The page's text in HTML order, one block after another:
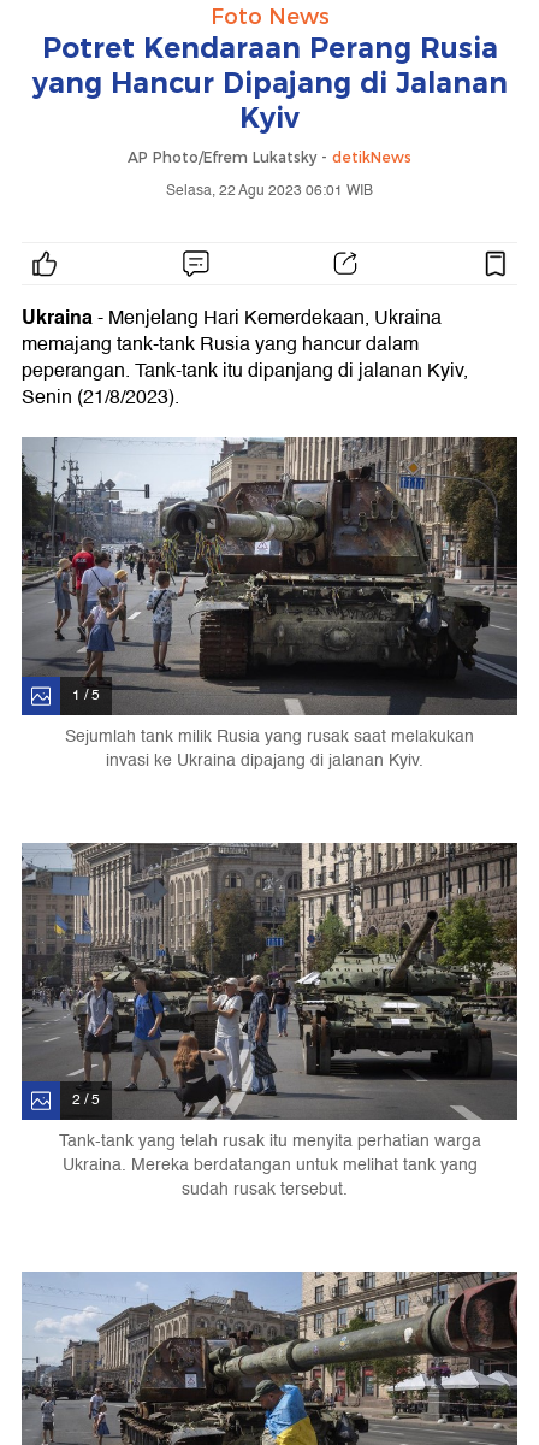
Foto News
Potret Kendaraan Perang Rusia
yang Hancur Dipajang di Jalanan
Kyiv
AP Photo/Efrem Lukatsky - detikNews
Selasa, 22 Agu 2023 06:01 WIB
Ukraina- Menjelang Hari Kemerdekaan, Ukraina
memajang tank-tank Rusia yang hancur dalam
peperangan. Tank-tank itu dipanjang di jalanan Kyiv,
Senin (21/8/2023).
1 / 5
Sejumlah tank milik Rusia yang rusak saat melakukan
invasi ke Ukraina dipajang di jalanan Kyiv.
2 / 5
Tank-tank yang telah rusak itu menyita perhatian warga
Ukraina. Mereka berdatangan untuk melihat tank yang
sudah rusak tersebut.